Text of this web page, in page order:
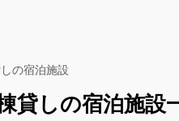
の宿泊施設
貸しの宿泊施設